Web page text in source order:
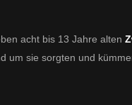
acht bis 13 Jahre alten
um sie sorgten und